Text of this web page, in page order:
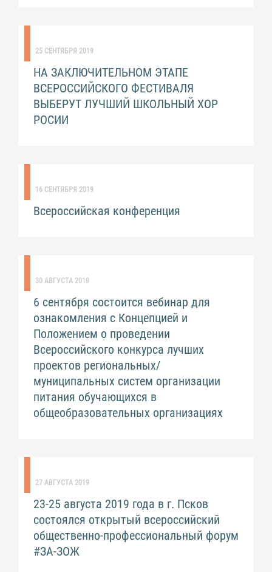
25 СЕНТЯБРЯ 2019
НА ЗАКЛЮЧИТЕЛЬНОМ ЭТАПЕ
ВСЕРОССИЙСКОГО ФЕСТИВАЛЯ
ВЫБЕРУТ ЛУЧШИЙ ШКОЛЬНЫЙ ХОР
РОСИИ
16 СЕНТЯБРЯ 2019
Всероссийская конференция
30 АВГУСТА 2019
6 сентября состоится вебинар для
ознакомления с Концепцией и
Положением о проведении
Всероссийского конкурса лучших
проектов региональных/
муниципальных систем организации
питания обучающихся в
общеобразовательных организациях
27 АВГУСТА 2019
23-25 августа 2019 года в г. Псков
состоялся открытый всероссийский
общественно-профессиональный форум
#ЗА-ЗОЖ